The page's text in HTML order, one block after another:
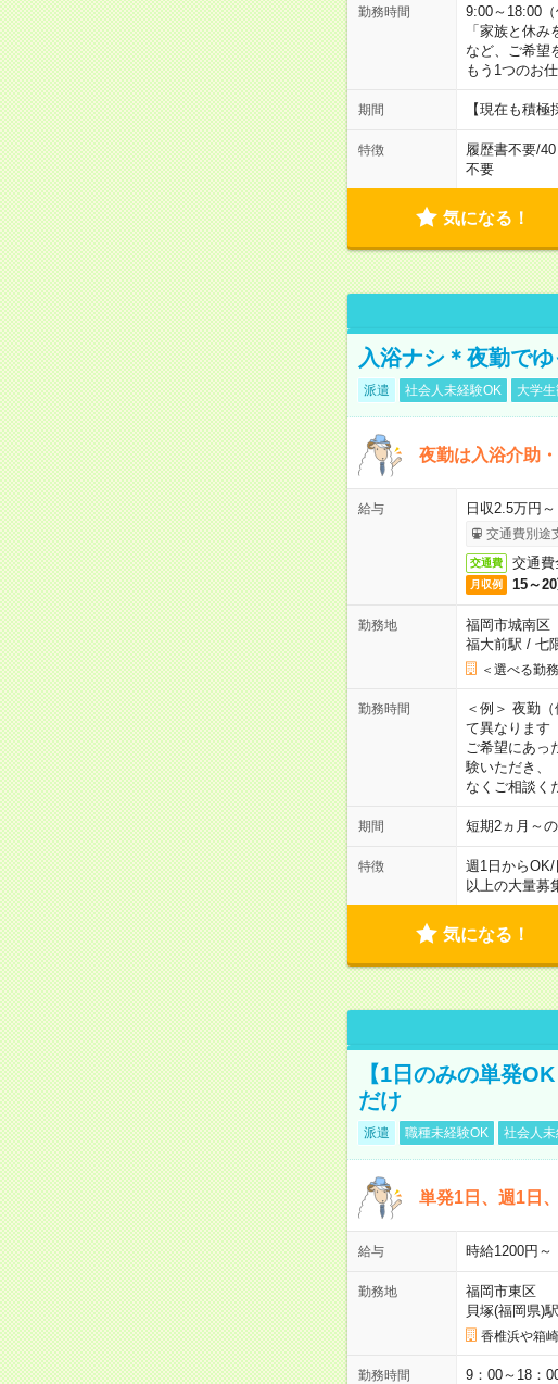
勤務時間
9:00～18:00
「家族と休
など、ご希望
もう1つのお
期間 【現在も積
特徴 履歴書不要/
不要
気になる！
入浴ナシ＊夜勤で
派遣 社会人未経験OK 大学
夜勤は入浴介助
給与 日収2.5万円
交通費別途
交通費 交通
月収例 15～
勤務地
福岡市城南区
福大前駅 / 七
＜選べる勤
勤務時間
＜例＞ 夜勤
て異なります
ご希望にあ
験いただき、
なくご相談く
期間 短期2ヵ月～
特徴 週1日からOK/
以上の大量募
気になる！
【1日のみの単発
だけ
派遣 職種未経験OK 社会人
単発1日、週1日
給与 時給1200円～
勤務地
福岡市東区
貝塚(福岡県)
香椎浜や箱
勤務時間 9：00～18：